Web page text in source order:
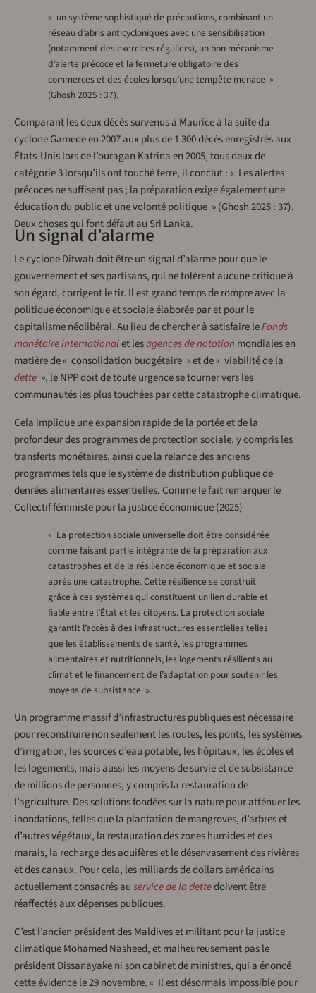
« un système sophistiqué de précautions, combinant un
réseau d’abris anticycloniques avec une sensibilisation
(notamment des exercices réguliers), un bon mécanisme
d’alerte précoce et la fermeture obligatoire des
commerces et des écoles lorsqu’une tempête menace »
(Ghosh 2025 : 37).
Comparant les deux décès survenus à Maurice à la suite du
cyclone Gamede en 2007 aux plus de 1 300 décès enregistrés aux
États-Unis lors de l’ouragan Katrina en 2005, tous deux de
catégorie 3 lorsqu’ils ont touché terre, il conclut : « Les alertes
précoces ne suffisent pas ; la préparation exige également une
éducation du public et une volonté politique » (Ghosh 2025 : 37).
Deux choses qui font défaut au Sri Lanka.
Un signal d’alarme
Le cyclone Ditwah doit être un signal d’alarme pour que le
gouvernement et ses partisans, qui ne tolèrent aucune critique à
son égard, corrigent le tir. Il est grand temps de rompre avec la
politique économique et sociale élaborée par et pour le
capitalisme néolibéral. Au lieu de chercher à satisfaire leFonds
monétaire internationalet lesagences de notation mondiales en
matière de « consolidation budgétaire » et de « viabilité de la
dette », le NPP doit de toute urgence se tourner vers les
communautés les plus touchées par cette catastrophe climatique.
Cela implique une expansion rapide de la portée et de la
profondeur des programmes de protection sociale, y compris les
transferts monétaires, ainsi que la relance des anciens
programmes tels que le système de distribution publique de
denrées alimentaires essentielles. Comme le fait remarquer le
Collectif féministe pour la justice économique (2025)
« La protection sociale universelle doit être considérée
comme faisant partie intégrante de la préparation aux
catastrophes et de la résilience économique et sociale
après une catastrophe. Cette résilience se construit
grâce à ces systèmes qui constituent un lien durable et
fiable entre l’État et les citoyens. La protection sociale
garantit l’accès à des infrastructures essentielles telles
que les établissements de santé, les programmes
alimentaires et nutritionnels, les logements résilients au
climat et le financement de l’adaptation pour soutenir les
moyens de subsistance ».
Un programme massif d’infrastructures publiques est nécessaire
pour reconstruire non seulement les routes, les ponts, les systèmes
d’irrigation, les sources d’eau potable, les hôpitaux, les écoles et
les logements, mais aussi les moyens de survie et de subsistance
de millions de personnes, y compris la restauration de
l’agriculture. Des solutions fondées sur la nature pour atténuer les
inondations, telles que la plantation de mangroves, d’arbres et
d’autres végétaux, la restauration des zones humides et des
marais, la recharge des aquifères et le désenvasement des rivières
et des canaux. Pour cela, les milliards de dollars américains
actuellement consacrés auservice de la dettedoivent être
réaffectés aux dépenses publiques.
C’est l’ancien président des Maldives et militant pour la justice
climatique Mohamed Nasheed, et malheureusement pas le
président Dissanayake ni son cabinet de ministres, qui a énoncé
cette évidence le 29 novembre. « Il est désormais impossible pour